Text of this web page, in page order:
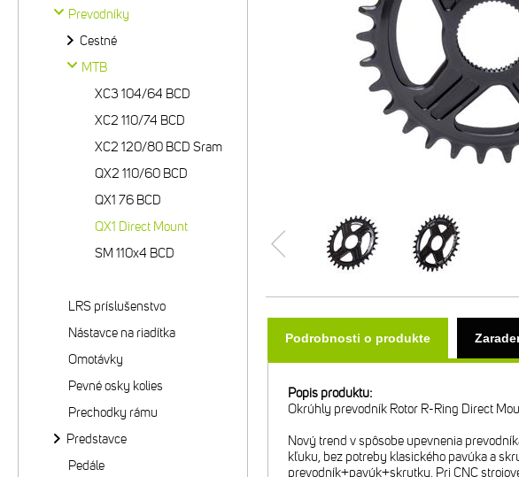
Podrobnosti o produkte
Popis produktu:
Okrúhly prevodník Rotor R-Ring Direct
Nový trend v spôsobe upevnenia
kľuku, bez potreby klasického pavúka a
prevodník+pavúk+skrutky. Pri CNC
Prevodníky
Cestné
MTB
XC3 104/64 BCD
XC2 110/74 BCD
XC2 120/80 BCD Sram
QX2 110/60 BCD
QX1 76 BCD
QX1 Direct Mount
SM 110x4 BCD
LRS príslušenstvo
Nástavce na riadítka
Omotávky
Pevné osky kolies
Prechodky rámu
Predstavce
Pedále